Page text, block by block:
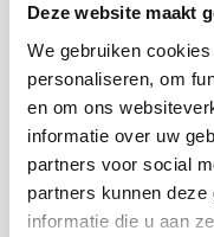
Deze website maakt
We gebruiken
personaliseren, om
en om ons
informatie over uw
partners voor social
partners kunnen
informatie die u aan
houdt zich in haar
duurzaam eten.
generatie om op
doe dat van harte